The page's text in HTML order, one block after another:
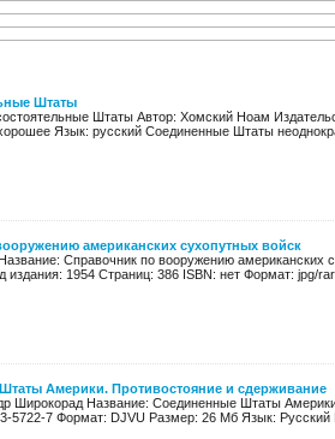
Штаты
Штаты Автор: Хомский Ноам
Язык: русский Соединенные Штаты
американских сухопутных войск
Справочник по вооружению американских
1954 Страниц: 386 ISBN: нет Формат: jpg/
Америки. Противостояние и сдерживание
Широкорад Название: Соединенные Штаты
5722-7 Формат: DJVU Размер: 26 Мб Язык: